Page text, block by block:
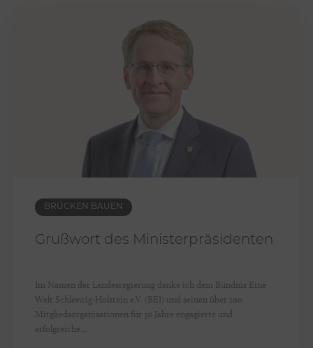
BRÜCKEN BAUEN
Grußwort des Ministerpräsidenten
Im Namen der Landesregierung danke ich dem Bündnis Eine
Welt Schleswig-Holstein e.V. (BEI) und seinen über 100
Mitgliedsorganisationen für 30 Jahre engagierte und
erfolgreiche...